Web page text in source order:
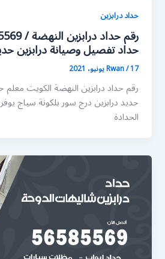
حداد درابزين
حداد تفصيل وصيانة درابزين
Rwan/17 يونيو، 2021
رقم حداد درابزين النهضة الكويت معلم
حديد درابزين درج سور بلكونة سياج
الحدادة